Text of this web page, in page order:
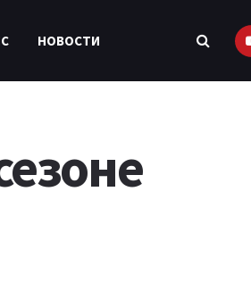
НОВОСТИ